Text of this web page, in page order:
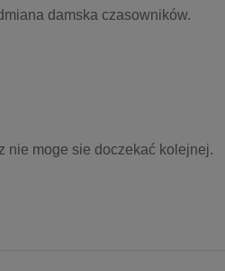
damska czasowników.
nie moge sie doczekać kolejnej.